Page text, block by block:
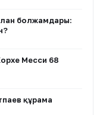
болжамдары:
Месси 68
құрамға